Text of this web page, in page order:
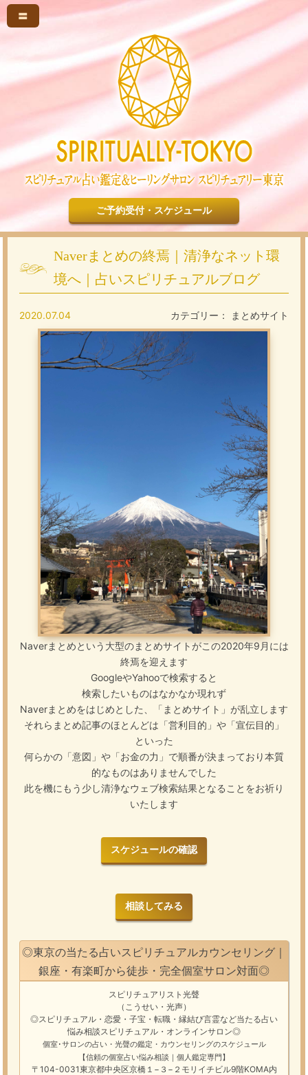
〓
ご予約受付・スケジュール
Naverまとめの終焉｜清浄なネット環
境へ｜占いスピリチュアルブログ
カテゴリー： まとめサイト
2020.07.04
Naverまとめという大型のまとめサイトがこの2020年9月には
終焉を迎えます
GoogleやYahooで検索すると
検索したいものはなかなか現れず
Naverまとめをはじめとした、「まとめサイト」が乱立します
それらまとめ記事のほとんどは「営利目的」や「宣伝目的」
といった
何らかの「意図」や「お金の力」で順番が決まっており本質
的なものはありませんでした
此を機にもう少し清浄なウェブ検索結果となることをお祈り
いたします
スケジュールの確認
相談してみる
◎東京の当たる占いスピリチュアルカウンセリング｜
銀座・有楽町から徒歩・完全個室サロン対面◎
スピリチュアリスト光聲
（こうせい・光声）
◎スピリチュアル・恋愛・子宝・転職・縁結び言霊など当たる占い
悩み相談スピリチュアル・オンラインサロン◎
個室･サロンの占い・光聲の鑑定・カウンセリングのスケジュール
【信頼の個室占い悩み相談｜個人鑑定専門】
〒104-0031東京都中央区京橋１−３−２モリイチビル9階KOMA内